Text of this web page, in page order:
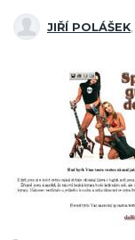
JIŘÍ POLÁŠEK